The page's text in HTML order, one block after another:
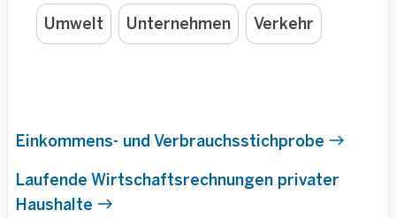
Umwelt Unternehmen Verkehr
Einkommens- und Verbrauchsstichprobe
Laufende Wirtschaftsrechnungen privater
Haushalte